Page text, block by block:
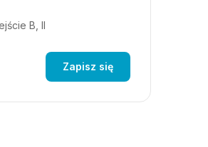
B, II
Zapisz się